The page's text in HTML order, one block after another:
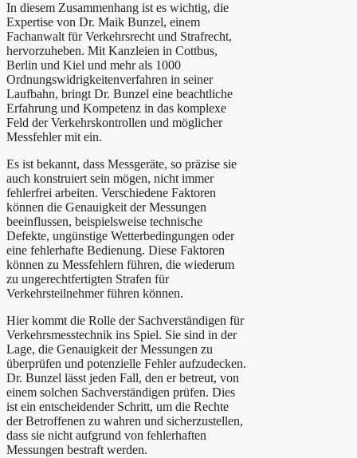
In diesem Zusammenhang ist es wichtig, die
Expertise von Dr. Maik Bunzel, einem
Fachanwalt für Verkehrsrecht und Strafrecht,
hervorzuheben. Mit Kanzleien in Cottbus,
Berlin und Kiel und mehr als 1000
Ordnungswidrigkeitenverfahren in seiner
Laufbahn, bringt Dr. Bunzel eine beachtliche
Erfahrung und Kompetenz in das komplexe
Feld der Verkehrskontrollen und möglicher
Messfehler mit ein.
Es ist bekannt, dass Messgeräte, so präzise sie
auch konstruiert sein mögen, nicht immer
fehlerfrei arbeiten. Verschiedene Faktoren
können die Genauigkeit der Messungen
beeinflussen, beispielsweise technische
Defekte, ungünstige Wetterbedingungen oder
eine fehlerhafte Bedienung. Diese Faktoren
können zu Messfehlern führen, die wiederum
zu ungerechtfertigten Strafen für
Verkehrsteilnehmer führen können.
Hier kommt die Rolle der Sachverständigen für
Verkehrsmesstechnik ins Spiel. Sie sind in der
Lage, die Genauigkeit der Messungen zu
überprüfen und potenzielle Fehler aufzudecken.
Dr. Bunzel lässt jeden Fall, den er betreut, von
einem solchen Sachverständigen prüfen. Dies
ist ein entscheidender Schritt, um die Rechte
der Betroffenen zu wahren und sicherzustellen,
dass sie nicht aufgrund von fehlerhaften
Messungen bestraft werden.